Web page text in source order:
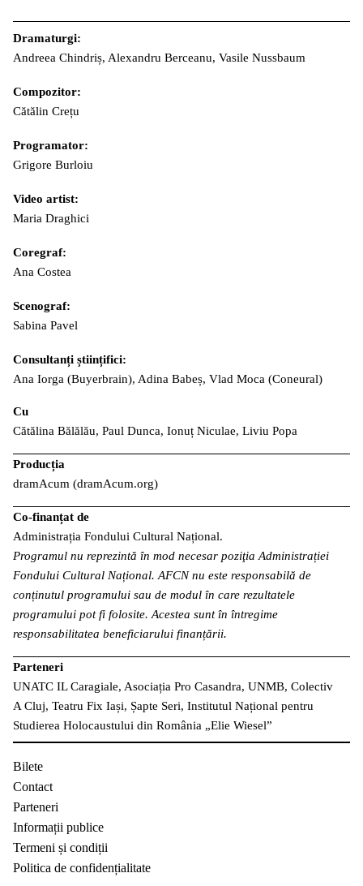
Dramaturgi:
Andreea Chindriș, Alexandru Berceanu, Vasile Nussbaum
Compozitor:
Cătălin Crețu
Programator:
Grigore Burloiu
Video artist:
Maria Draghici
Coregraf:
Ana Costea
Scenograf:
Sabina Pavel
Consultanți științifici:
Ana Iorga (Buyerbrain), Adina Babeș, Vlad Moca (Coneural)
Cu
Cătălina Bălălău, Paul Dunca, Ionuț Niculae, Liviu Popa
Producția
dramAcum (dramAcum.org)
Co-finanțat de
Administrația Fondului Cultural Național.
Programul nu reprezintă în mod necesar poziţia Administrației
Fondului Cultural Național. AFCN nu este responsabilă de
conținutul programului sau de modul în care rezultatele
programului pot fi folosite. Acestea sunt în întregime
responsabilitatea beneficiarului finanțării.
Parteneri
UNATC IL Caragiale, Asociația Pro Casandra, UNMB, Colectiv
A Cluj, Teatru Fix Iași, Șapte Seri, Institutul Național pentru
Studierea Holocaustului din România „Elie Wiesel”
Bilete
Contact
Parteneri
Informații publice
Termeni și condiții
Politica de confidențialitate